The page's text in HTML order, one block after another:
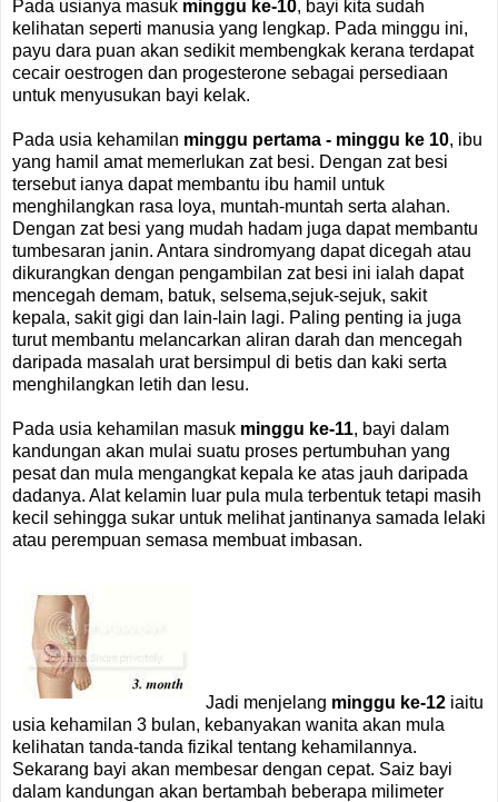
Pada usianya masuk minggu ke-10, bayi kita sudah
kelihatan seperti manusia yang lengkap. Pada minggu ini,
payu dara puan akan sedikit membengkak kerana terdapat
cecair oestrogen dan progesterone sebagai persediaan
untuk menyusukan bayi kelak.
Pada usia kehamilan minggu pertama - minggu ke 10, ibu
yang hamil amat memerlukan zat besi. Dengan zat besi
tersebut ianya dapat membantu ibu hamil untuk
menghilangkan rasa loya, muntah-muntah serta alahan.
Dengan zat besi yang mudah hadam juga dapat membantu
tumbesaran janin. Antara sindromyang dapat dicegah atau
dikurangkan dengan pengambilan zat besi ini ialah dapat
mencegah demam, batuk, selsema,sejuk-sejuk, sakit
kepala, sakit gigi dan lain-lain lagi. Paling penting ia juga
turut membantu melancarkan aliran darah dan mencegah
daripada masalah urat bersimpul di betis dan kaki serta
menghilangkan letih dan lesu.
Pada usia kehamilan masuk minggu ke-11, bayi dalam
kandungan akan mulai suatu proses pertumbuhan yang
pesat dan mula mengangkat kepala ke atas jauh daripada
dadanya. Alat kelamin luar pula mula terbentuk tetapi masih
kecil sehingga sukar untuk melihat jantinanya samada lelaki
atau perempuan semasa membuat imbasan.
Jadi menjelang minggu ke-12 iaitu
usia kehamilan 3 bulan, kebanyakan wanita akan mula
kelihatan tanda-tanda fizikal tentang kehamilannya.
Sekarang bayi akan membesar dengan cepat. Saiz bayi
dalam kandungan akan bertambah beberapa milimeter